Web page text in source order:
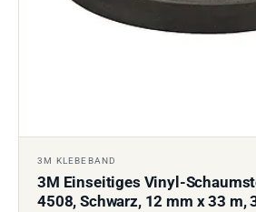
3M KLEBEBAND
3M Einseitiges Vinyl-
4508, Schwarz, 12 mm x 33 m,